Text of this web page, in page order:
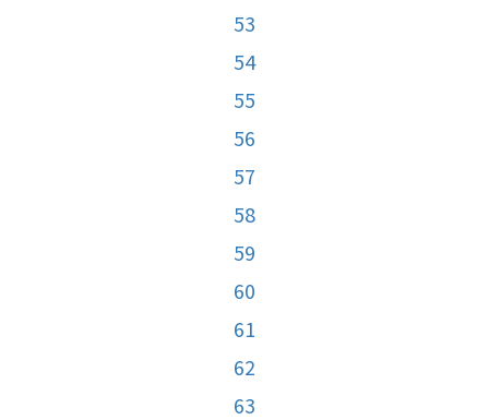
53
54
55
56
57
58
59
60
61
62
63